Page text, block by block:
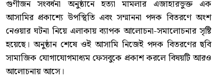
গুণীজন সংবর্ধনা অনুষ্ঠানে হত্যা মামলার এজাহারভুক্ত এক
আসামির প্রকাশ্যে উপস্থিতি এবং সম্মাননা পদক বিতরণে অংশ
নেওয়ার ঘটনা নিয়ে এলাকায় ব্যাপক আলোচনা-সমালোচনার সৃষ্টি
হয়েছে। অনুষ্ঠান শেষে ওই আসামি নিজেই পদক বিতরণের ছবি
সামাজিক যোগাযোগমাধ্যম ফেসবুকে প্রকাশ করলে বিষয়টি আরও
আলোচনায় আসে।